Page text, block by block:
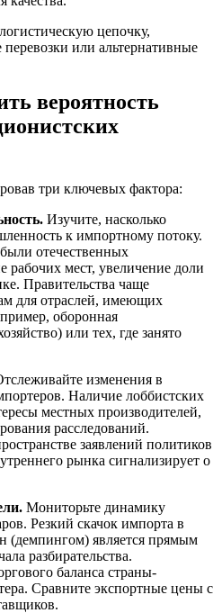
цепочку,
или альтернативные
вероятность
три ключевых фактора:
Изучите, насколько
к импортному потоку.
отечественных
рабочих мест, увеличение доли
Правительства чаще
для отраслей, имеющих
оборонная
или тех, где занято
изменения в
Наличие лоббистских
местных производителей,
расследований.
заявлений политиков
рынка сигнализирует о
Мониторьте динамику
Резкий скачок импорта в
(демпингом) является прямым
разбирательства.
баланса страны-
Сравните экспортные цены с